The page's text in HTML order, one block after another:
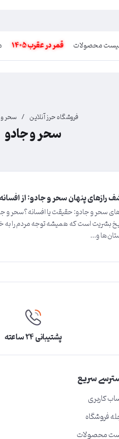
محصولات قمر در عقرب 1405
فروشگاه حرز آنلاین / سحر
سحر و جادو
رازهای پنهان سحر و جادو: از
سحر و جادو: حقیقت یا افسانه؟سحر و
بشریت است که همیشه توجه مردم را به
و...
پشتیبانی ۲۴ ساعته
سریع
کاربری
فروشگاه
محصولات